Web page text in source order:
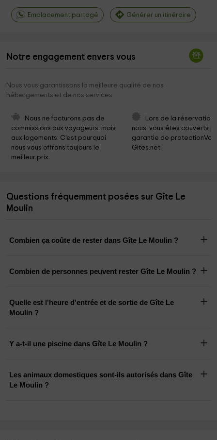
Emplacement partagé Générer un itinéraire
Notre engagement envers vous
Nous vous garantissons la meilleure qualité de nos
hébergements et de nos services
Nous ne facturons pas de
commissions aux voyageurs, mais
aux logements. C'est pourquoi
nous vous offrons toujours le
meilleur prix.
Lors de la réservation
nous, vous êtes couverts
garantie de
Gites.net
Questions fréquemment posées sur Gîte Le
Moulin
Combien ça coûte de rester dans Gîte Le Moulin ?
Combien de personnes peuvent rester Gîte Le Moulin ?
Quelle est l'heure d'entrée et de sortie de Gîte Le
Moulin ?
Y a-t-il une piscine dans Gîte Le Moulin ?
Les animaux domestiques sont-ils autorisés dans Gîte
Le Moulin ?